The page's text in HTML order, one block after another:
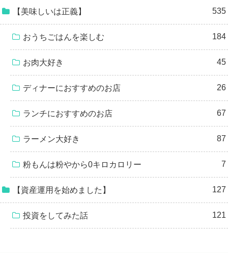
【美味しいは正義】 535
おうちごはんを楽しむ 184
お肉大好き 45
ディナーにおすすめのお店 26
ランチにおすすめのお店 67
ラーメン大好き 87
粉もんは粉やから0キロカロリー 7
【資産運用を始めました】 127
投資をしてみた話 121